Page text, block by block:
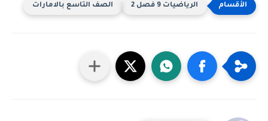
الرياضيات 9 فصل 2 الصف التاسع بالامارات